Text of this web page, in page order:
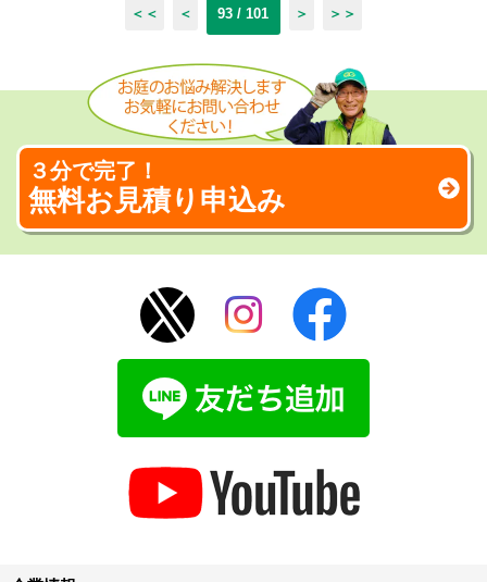
＜＜ ＜ 93 / 101 ＞ ＞＞
３分で完了！
無料お見積り申込み